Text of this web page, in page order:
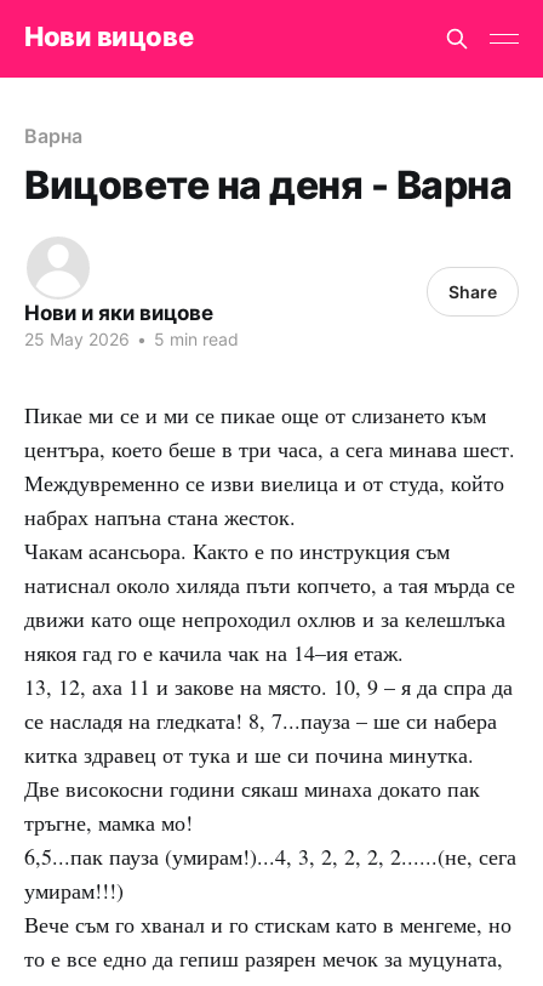
Нови вицове
Варна
Вицовете на деня - Варна
Нови и яки вицове
25 May 2026 • 5 min read
Share
Пикае ми се и ми се пикае още от слизането към
центъра, което беше в три часа, а сега минава шест.
Междувременно се изви виелица и от студа, който
набрах напъна стана жесток.
Чакам асансьора. Както е по инструкция съм
натиснал около хиляда пъти копчето, а тая мърда се
движи като още непроходил охлюв и за келешлъка
някоя гад го е качила чак на 14–ия етаж.
13, 12, аха 11 и закове на място. 10, 9 – я да спра да
се насладя на гледката! 8, 7...пауза – ше си набера
китка здравец от тука и ше си почина минутка.
Две високосни години сякаш минаха докато пак
тръгне, мамка мо!
6,5...пак пауза (умирам!)...4, 3, 2, 2, 2, 2......(не, сега
умирам!!!)
Вече съм го хванал и го стискам като в менгеме, но
то е все едно да гепиш разярен мечок за муцуната,